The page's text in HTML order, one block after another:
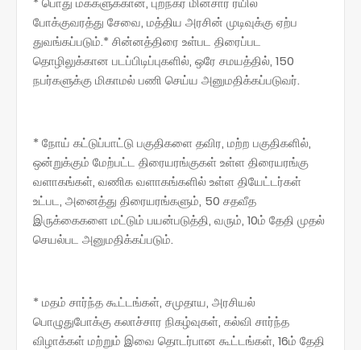
போக்குவரத்து சேவை, மத்திய அரசின் முடிவுக்கு ஏற்ப
துவங்கப்படும்.* சின்னத்திரை உள்பட திரைப்பட
தொழிலுக்கான படப்பிடிப்புகளில், ஒரே சமயத்தில், 150
நபர்களுக்கு மிகாமல் பணி செய்ய அனுமதிக்கப்படுவர்.
* நோய் கட்டுப்பாட்டு பகுதிகளை தவிர, மற்ற பகுதிகளில்,
ஒன்றுக்கும் மேற்பட்ட திரையரங்குகள் உள்ள திரையரங்கு
வளாகங்கள், வணிக வளாகங்களில் உள்ள தியேட்டர்கள்
உட்பட, அனைத்து திரையரங்களும், 50 சதவீத
இருக்கைகளை மட்டும் பயன்படுத்தி, வரும், 10ம் தேதி முதல்
செயல்பட அனுமதிக்கப்படும்.
* மதம் சார்ந்த கூட்டங்கள், சமுதாய, அரசியல்
பொழுதுபோக்கு கலாச்சார நிகழ்வுகள், கல்வி சார்ந்த
விழாக்கள் மற்றும் இவை தொடர்பான கூட்டங்கள், 16ம் தேதி